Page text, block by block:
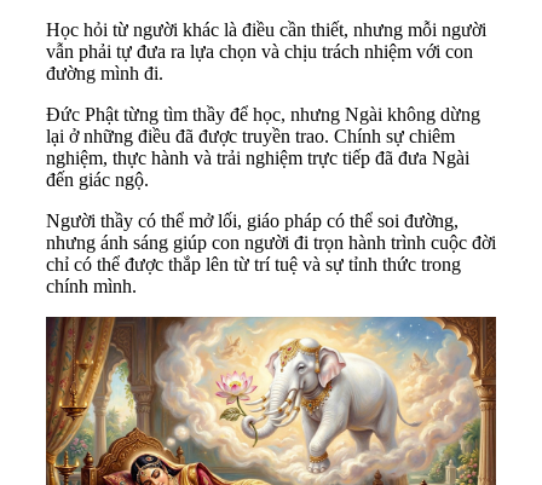
Học hỏi từ người khác là điều cần thiết, nhưng mỗi người
vẫn phải tự đưa ra lựa chọn và chịu trách nhiệm với con
đường mình đi.
Đức Phật từng tìm thầy để học, nhưng Ngài không dừng
lại ở những điều đã được truyền trao. Chính sự chiêm
nghiệm, thực hành và trải nghiệm trực tiếp đã đưa Ngài
đến giác ngộ.
Người thầy có thể mở lối, giáo pháp có thể soi đường,
nhưng ánh sáng giúp con người đi trọn hành trình cuộc đời
chỉ có thể được thắp lên từ trí tuệ và sự tỉnh thức trong
chính mình.